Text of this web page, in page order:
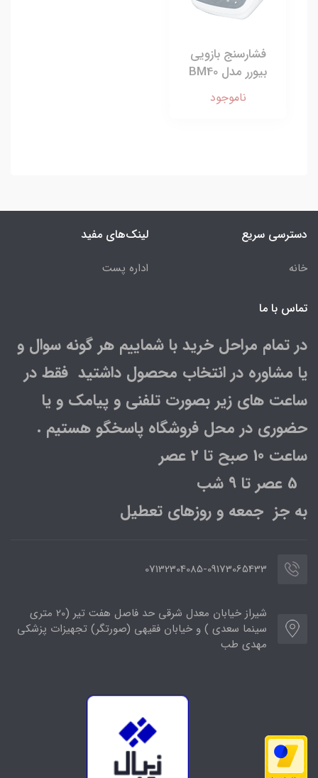
فشارسنج بازویی
بیورر مدل BM40
ناموجود
دسترسی سریع
خانه
لینک‌های مفید
اداره پست
تماس با ما
در تمام مراحل خرید با شماییم هر گونه سوال و
یا مشاوره در انتخاب محصول داشتید فقط در
ساعت های زیر بصورت تلفنی و پیامک و یا
حضوری در محل فروشگاه پاسخگو هستیم .
ساعت 10 صبح تا 2 عصر
به جز جمعه و روزهای تعطیل
07132304085-09173065433
شیراز خیابان معدل شرقی حد فاصل هفت تیر (20 متری
سینما سعدی ) و خیابان فقیهی (صورتگر) تجهیزات پزشکی
مهدی طب